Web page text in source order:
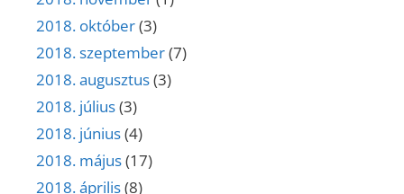
2018. október(3)
2018. szeptember(7)
2018. augusztus(3)
2018. július(3)
2018. június(4)
2018. május(17)
2018. április(8)